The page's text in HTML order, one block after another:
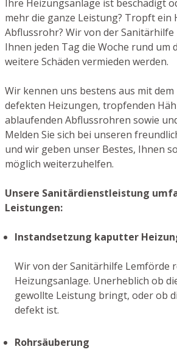
Ihre Heizungsanlage ist beschädigt
mehr die ganze Leistung? Tropft ein
Abflussrohr? Wir von der
Ihnen jeden Tag die Woche rund um
weitere Schäden vermieden werden.
Wir kennen uns bestens aus mit
defekten Heizungen, tropfenden
ablaufenden Abflussrohren sowie
Melden Sie sich bei unseren
und wir geben unser Bestes, Ihnen
möglich weiterzuhelfen.
Unsere Sanitärdienstleistung
Leistungen:
Instandsetzung kaputter
Wir von der Sanitärhilfe Lemförde
Heizungsanlage. Unerheblich ob
gewollte Leistung bringt, oder ob
defekt ist.
Rohrsäuberung